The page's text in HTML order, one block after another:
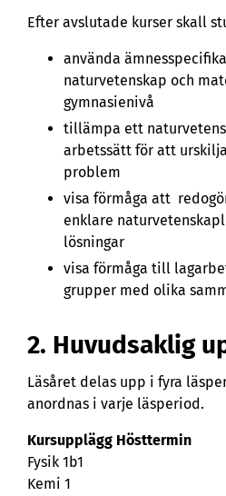
Efter avslutade kurser skall
använda
naturvetenskap och
gymnasienivå
tillämpa ett
arbetssätt för att
problem
visa förmåga att
enklare
lösningar
visa förmåga till
grupper med olika
2. Huvudsaklig
Läsåret delas upp i fyra
anordnas i varje läsperiod.
Kursupplägg Hösttermin
Fysik 1b1
Kemi 1